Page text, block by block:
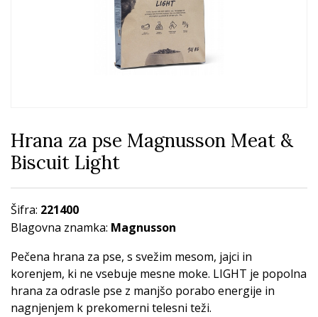
Hrana za pse Magnusson Meat &
Biscuit Light
Šifra: 221400
Blagovna znamka: Magnusson
Pečena hrana za pse, s svežim mesom, jajci in
korenjem, ki ne vsebuje mesne moke. LIGHT je popolna
hrana za odrasle pse z manjšo porabo energije in
nagnjenjem k prekomerni telesni teži.